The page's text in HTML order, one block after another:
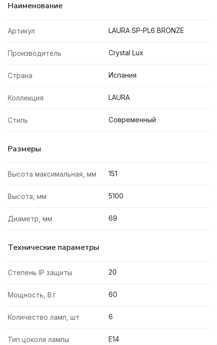
Наименование
Артикул LAURA SP-PL6 BRONZE
Производитель Crystal Lux
Страна Испания
Коллекция LAURA
Стиль Современный
Размеры
Высота максимальная, мм 151
Высота, мм 5100
Диаметр, мм 69
Технические параметры
Степень IP защиты 20
Мощность, Вт 60
Количество ламп, шт 6
Тип цоколя лампы E14